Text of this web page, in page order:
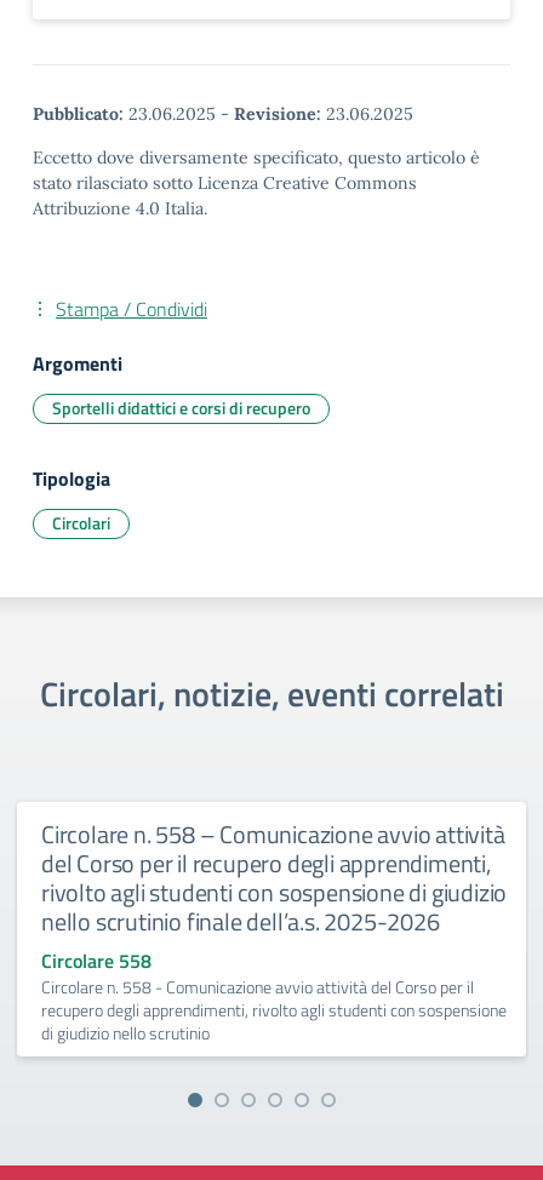
Pubblicato: 23.06.2025 - Revisione: 23.06.2025
Eccetto dove diversamente specificato, questo articolo è
stato rilasciato sotto Licenza Creative Commons
Attribuzione 4.0 Italia.
Stampa / Condividi
Argomenti
Sportelli didattici e corsi di recupero
Tipologia
Circolari
Circolari, notizie, eventi correlati
Circolare n. 558 – Comunicazione avvio attività
del Corso per il recupero degli apprendimenti,
rivolto agli studenti con sospensione di giudizio
nello scrutinio finale dell’a.s. 2025-2026
Circolare 558
Circolare n. 558 - Comunicazione avvio attività del Corso per il
recupero degli apprendimenti, rivolto agli studenti con sospensione
di giudizio nello scrutinio